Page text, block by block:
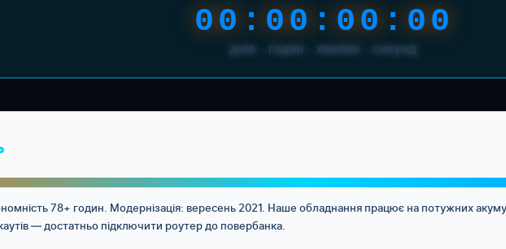
00:00:00:00
днів : годин : хвилин : секунд
78+ годин. Модернізація: вересень 2021. Наше обладнання працює на потужних
— достатньо підключити роутер до повербанка.